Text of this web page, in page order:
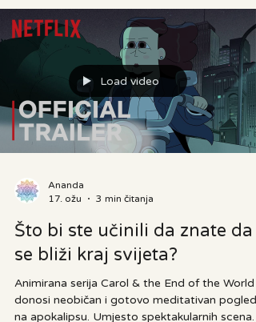
objašnjava da je riječ o mnogo dubljem i
dugotrajnijem procesu. Umjesto jednokratnog
iskustva, buđenje je putovanje kroz sedam
važnih faza osobne transformacije, unutarnjeg
iscjeljenja i širenja svijesti. Kroz jasno
korake, video prikazuje kako se čovjek
udaljava od zbunjenosti, straha i osjećaja
odvojenosti te dolazi do mira, jasnoće i
povezanosti. Na početku p
3 min čitanja
Što bi ste učinili da znate da